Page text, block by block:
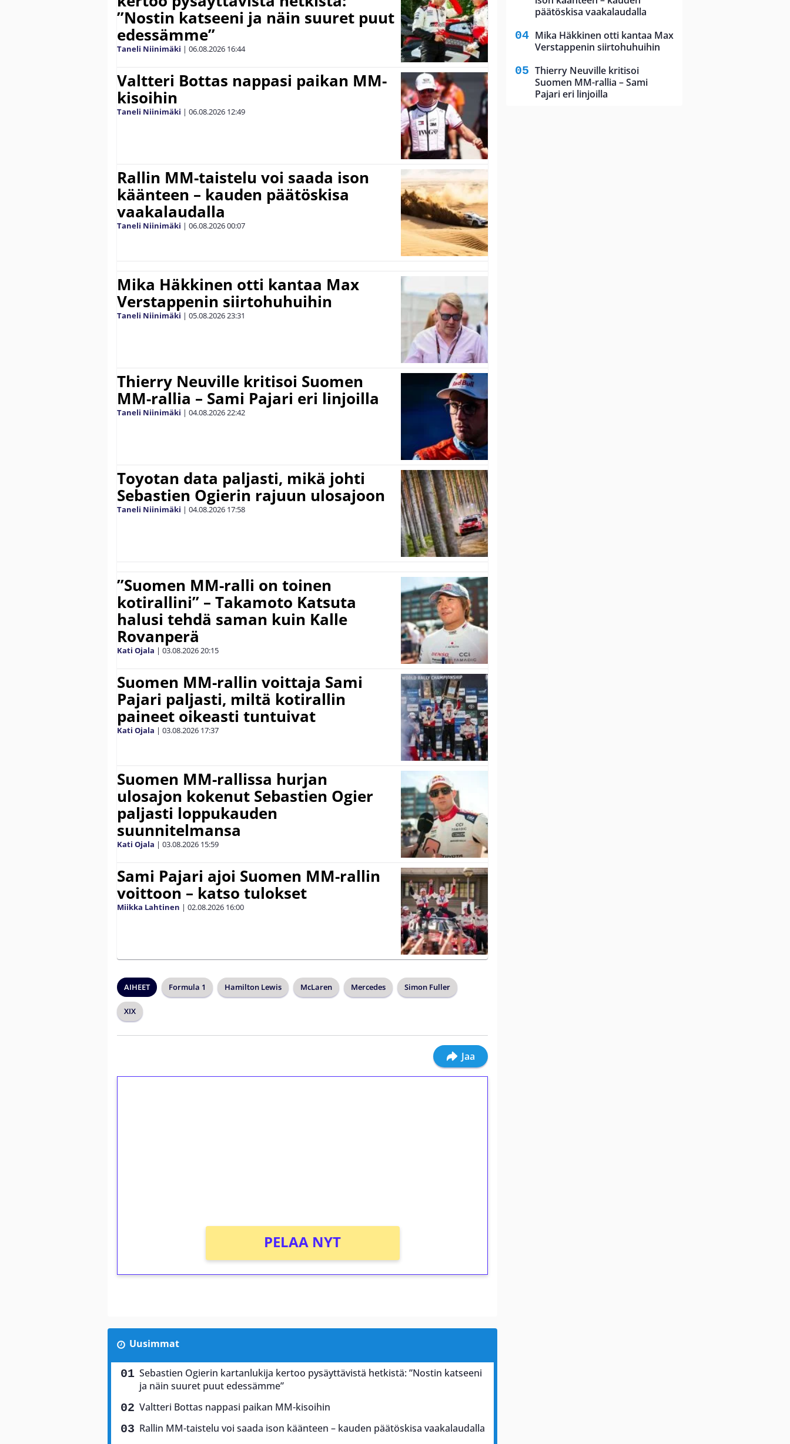
”Nostin katseeni ja näin suuret puut
edessämme”
Taneli Niinimäki | 06.08.2026 16:44
Valtteri Bottas nappasi paikan MM-
kisoihin
Taneli Niinimäki | 06.08.2026 12:49
Rallin MM-taistelu voi saada ison
käänteen – kauden päätöskisa
vaakalaudalla
Taneli Niinimäki | 06.08.202600:07
Mika Häkkinen otti kantaa Max
Verstappenin siirtohuhuihin
Taneli Niinimäki | 05.08.202623:31
Thierry Neuville kritisoi Suomen
MM-rallia – Sami Pajari eri linjoilla
Taneli Niinimäki | 04.08.202622:42
Toyotan data paljasti, mikä johti
Sebastien Ogierin rajuun ulosajoon
Taneli Niinimäki | 04.08.2026 17:58
”Suomen MM-ralli on toinen
kotirallini” – Takamoto Katsuta
halusi tehdä saman kuin Kalle
Rovanperä
Kati Ojala | 03.08.202620:15
Suomen MM-rallin voittaja Sami
Pajari paljasti, miltä kotirallin
paineet oikeasti tuntuivat
Kati Ojala | 03.08.2026 17:37
Suomen MM-rallissa hurjan
ulosajon kokenut Sebastien Ogier
paljasti loppukauden
suunnitelmansa
Kati Ojala | 03.08.2026 15:59
Sami Pajari ajoi Suomen MM-rallin
voittoon – katso tulokset
Miikka Lahtinen | 02.08.2026 16:00
AIHEET Formula 1 Hamilton Lewis McLaren Mercedes Simon Fuller
XIX
Jaa
PELAA NYT
Uusimmat
Sebastien Ogierin kartanlukija kertoo pysäyttävistä hetkistä: ”Nostin katseeni
ja näin suuret puut edessämme”
Valtteri Bottas nappasi paikan MM-kisoihin
Rallin MM-taistelu voi saada ison käänteen – kauden päätöskisa vaakalaudalla
päätöskisa vaakalaudalla
Mika Häkkinen otti kantaa Max
Verstappenin siirtohuhuihin
Thierry Neuville kritisoi
Suomen MM-rallia – Sami
Pajari eri linjoilla